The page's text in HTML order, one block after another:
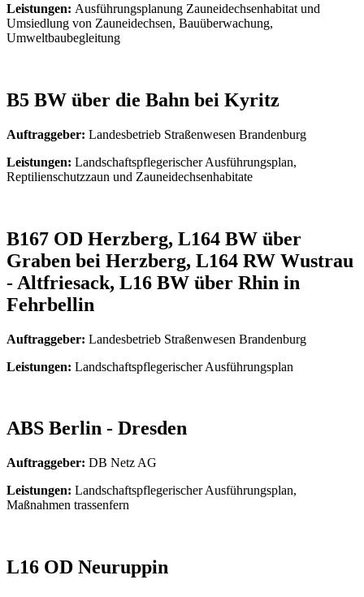
Leistungen: Ausführungsplanung Zauneidechsenhabitat und
Umsiedlung von Zauneidechsen, Bauüberwachung,
Umweltbaubegleitung
B5 BW über die Bahn bei Kyritz
Auftraggeber: Landesbetrieb Straßenwesen Brandenburg
Leistungen: Landschaftspflegerischer Ausführungsplan,
Reptilienschutzzaun und Zauneidechsenhabitate
B167 OD Herzberg, L164 BW über
Graben bei Herzberg, L164 RW Wustrau
- Altfriesack, L16 BW über Rhin in
Fehrbellin
Auftraggeber: Landesbetrieb Straßenwesen Brandenburg
Leistungen: Landschaftspflegerischer Ausführungsplan
ABS Berlin - Dresden
Auftraggeber: DB Netz AG
Leistungen: Landschaftspflegerischer Ausführungsplan,
Maßnahmen trassenfern
L16 OD Neuruppin